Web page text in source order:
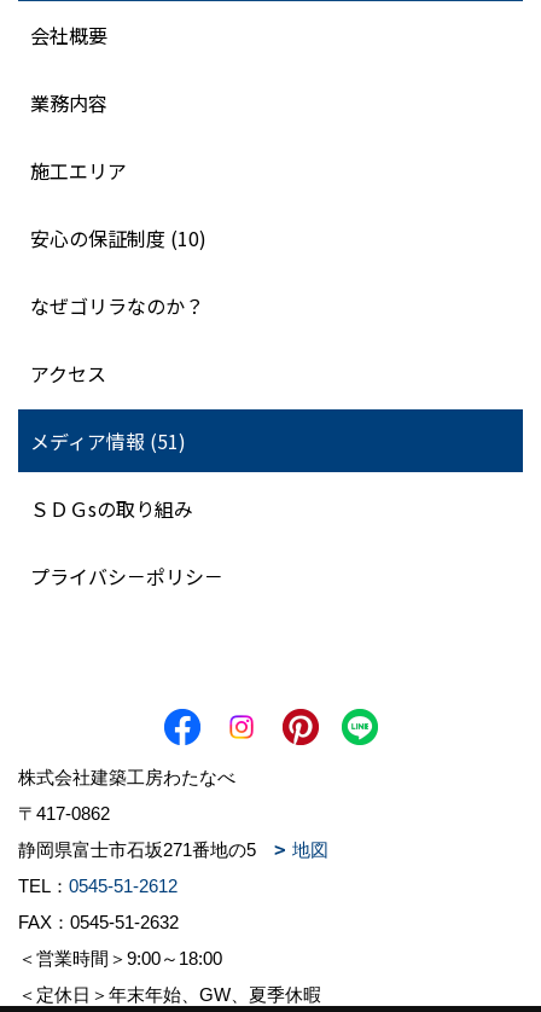
会社概要
業務内容
施工エリア
安心の保証制度 (10)
なぜゴリラなのか？
アクセス
メディア情報 (51)
ＳＤＧsの取り組み
プライバシ－ポリシ－
株式会社建築工房わたなべ
〒417-0862
静岡県富士市石坂271番地の5
地図
TEL： 0545-51-2612
FAX：0545-51-2632
＜営業時間＞9:00～18:00
＜定休日＞年末年始、GW、夏季休暇